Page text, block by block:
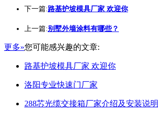
下一篇:路基护坡模具厂家 欢迎你
上一篇:别墅外墙涂料有哪些？
更多»您可能感兴趣的文章:
路基护坡模具厂家 欢迎你
洛阳专业快速门厂家
288芯光缆交接箱厂家介绍及安装说明